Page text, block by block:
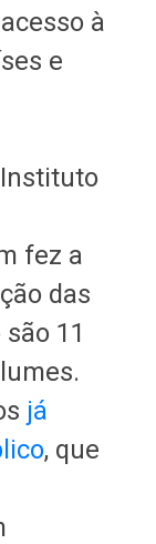
à
e
fez a
das
11
já
, que